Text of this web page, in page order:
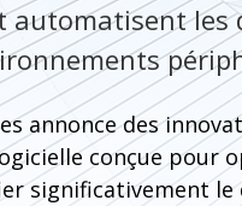
les
annonce des
conçue pour
significativement le